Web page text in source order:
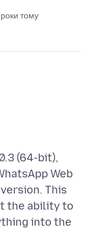
тому
(64-bit),
Web
This
the ability to
into the